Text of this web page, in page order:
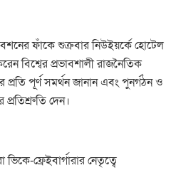
ফাঁকে শুক্রবার নিউইয়র্কে হোটেল
বিশ্বের প্রভাবশালী রাজনৈতিক
পূর্ণ সমর্থন জানান এবং পুনর্গঠন ও
দেন।
ফ্রেইবার্গারার নেতৃত্বে